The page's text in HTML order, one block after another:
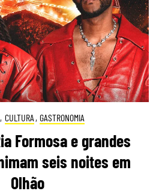
, CULTURA , GASTRONOMIA
Formosa e grandes
seis noites em
Olhão